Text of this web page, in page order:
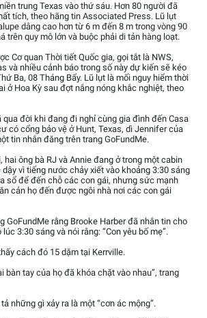
trung Texas vào thứ sáu. Hơn 80 người đã
tích, theo hãng tin Associated Press. Lũ lụt
dâng cao hơn từ 6 m đến 8 m trong vòng 90
trên quy mô lớn và buộc phải di tản hàng loạt.
Cơ quan Thời tiết Quốc gia, gọi tắt là NWS,
và nhiều cảnh báo trong số này dự kiến sẽ kéo
Ba, 08 Tháng Bẩy. Lũ lụt là mối nguy hiểm thời
ở Hoa Kỳ sau đợt nắng nóng khắc nghiệt, theo
qua đời khi đang đi nghỉ cùng gia đình đến Casa
có cổng bảo vệ ở Hunt, Texas, dì Jennifer của
tin nhắn đăng trên trang GoFundMe.
hai ông bà RJ và Annie đang ở trong một cabin
vì tiếng nước chảy xiết vào khoảng 3:30 sáng
sổ để đến chỗ các con gái, nhưng sức mạnh
cản họ đến được ngôi nhà nơi các con gái
GoFundMe rằng Brooke Harber đã nhắn tin cho
3:30 sáng và nói rằng: “Con yêu bố mẹ”.
cách đó 15 dặm tại Kerrville.
bàn tay của họ đã khóa chặt vào nhau”, trang
những gì xảy ra là một “cơn ác mộng”.